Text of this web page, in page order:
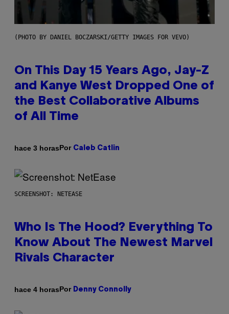
(PHOTO BY DANIEL BOCZARSKI/GETTY IMAGES FOR VEVO)
On This Day 15 Years Ago, Jay-Z
and Kanye West Dropped One of
the Best Collaborative Albums
of All Time
hace 3 horasPor Caleb Catlin
SCREENSHOT: NETEASE
Who Is The Hood? Everything To
Know About The Newest Marvel
Rivals Character
hace 4 horasPor Denny Connolly